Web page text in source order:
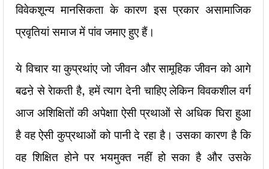
विवेकशून्य मानसिकता के कारण इस प्रकार असामाजिक
प्रवृतियां समाज में पांव जमाए हुए हैं।
ये विचार या कुप्रथांए जो जीवन और सामूहिक जीवन को आगे
बढऩे से रेाकती है, हमें त्याग देनी चाहिए लेकिन विवकशील वर्ग
आज अशिक्षितों की अपेक्षाा ऐसी प्रथाओं से अधिक घिरा हुआ
है वह ऐसी कुप्रथाओं को पानी दे रहा है। उसका कारण है कि
वह शिक्षित होने पर भयमुक्त नहीं हो सका है और उसके